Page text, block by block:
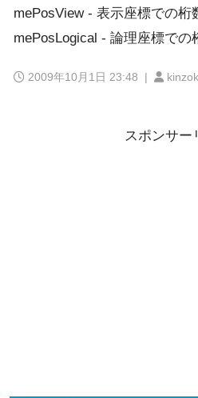
mePosView - 表示座標での桁
mePosLogical - 論理座標での
2009年10月1日 23:48 |
スポンサー